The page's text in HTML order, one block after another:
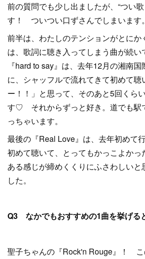
前の質問でも少し出ましたが、“つい
す！ ついつい口ずさんでしまいます。
前半は、わたしのテンションがとにか
は、歌詞に聴き入ってしまう曲が続
『hard to say』は、去年12月の湘南
に、シャッフルで流れてきて初めて聴
ー！！」と思って、そのあと5回くら
す♡ それからずっと好き。道でも駅
っちゃいます。
最後の『Real Love』は、去年初めて
初めて聴いて、とってもかっこよか
ある感じが締めくくりにふさわしいと
した。
Q3 なかでもおすすめの1曲を挙げる
聖子ちゃんの『Rock'n Rouge』！